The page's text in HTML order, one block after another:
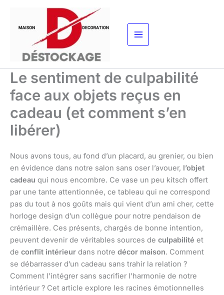
contenu
Le sentiment de culpabilité
face aux objets reçus en
cadeau (et comment s’en
libérer)
Nous avons tous, au fond d’un placard, au grenier, ou bien
en évidence dans notre salon sans oser l’avouer, l’objet
cadeau qui nous encombre. Ce vase un peu kitsch offert
par une tante attentionnée, ce tableau qui ne correspond
pas du tout à nos goûts mais qui vient d’un ami cher, cette
horloge design d’un collègue pour notre pendaison de
crémaillère. Ces présents, chargés de bonne intention,
peuvent devenir de véritables sources de culpabilité et
de conflit intérieur dans notre décor maison. Comment
se débarrasser d’un cadeau sans trahir la relation ?
Comment l’intégrer sans sacrifier l’harmonie de notre
intérieur ? Cet article explore les racines émotionnelles